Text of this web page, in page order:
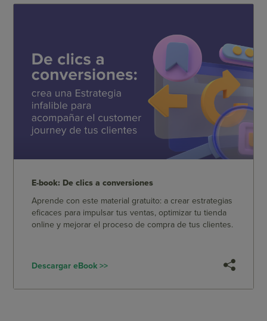
E-book: De clics a conversiones
Aprende con este material gratuito: a crear estrategias
eficaces para impulsar tus ventas, optimizar tu tienda
online y mejorar el proceso de compra de tus clientes.
Descargar eBook >>